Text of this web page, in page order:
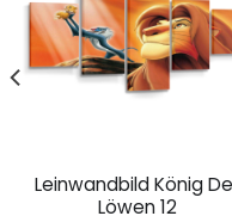
Leinwandbild König
Löwen 12